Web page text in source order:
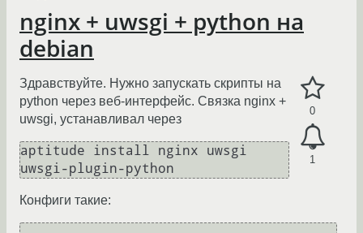
nginx + uwsgi + python на
debian
0
1
Здравствуйте. Нужно запускать скрипты на
python через веб-интерфейс. Связка nginx +
uwsgi, устанавливал через
aptitude install nginx uwsgi
uwsgi-plugin-python
Конфиги такие: